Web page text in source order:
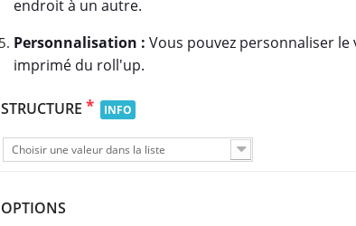
endroit à un autre.
Personnalisation : Vous pouvez personnaliser le
imprimé du roll'up.
STRUCTURE * INFO
Choisir une valeur dans la liste
OPTIONS